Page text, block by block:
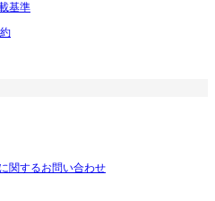
基準
関するお問い合わせ